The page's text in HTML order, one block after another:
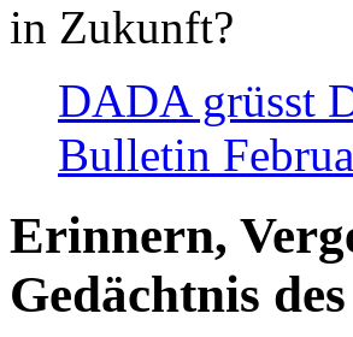
in Zukunft?
DADA grüsst
Bulletin
Erinnern,
Gedächtnis